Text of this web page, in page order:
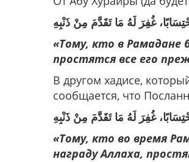
«Тому, кто в Рамадане
простятся все его
В другом хадисе,
غُفِرَ لَهُ مَا تَقَدَّمَ مِنْ ذَنْبِهِ
«Тому, кто во время
награду Аллаха,